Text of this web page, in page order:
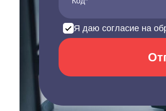
Я даю согласие на